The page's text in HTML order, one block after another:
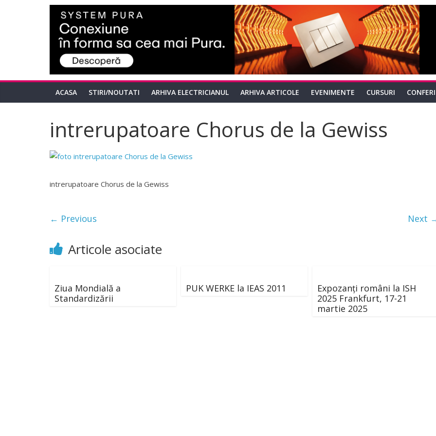
ACASA STIRI/NOUTATI ARHIVA ELECTRICIANUL ARHIVA ARTICOLE EVENIMENTE CURSURI
intrerupatoare Chorus de la Gewiss
intrerupatoare Chorus de la Gewiss
← Previous Next
Articole asociate
Ziua Mondială a
Standardizării
PUK WERKE la IEAS 2011
Expozanți români la ISH
2025 Frankfurt, 17-21
martie 2025